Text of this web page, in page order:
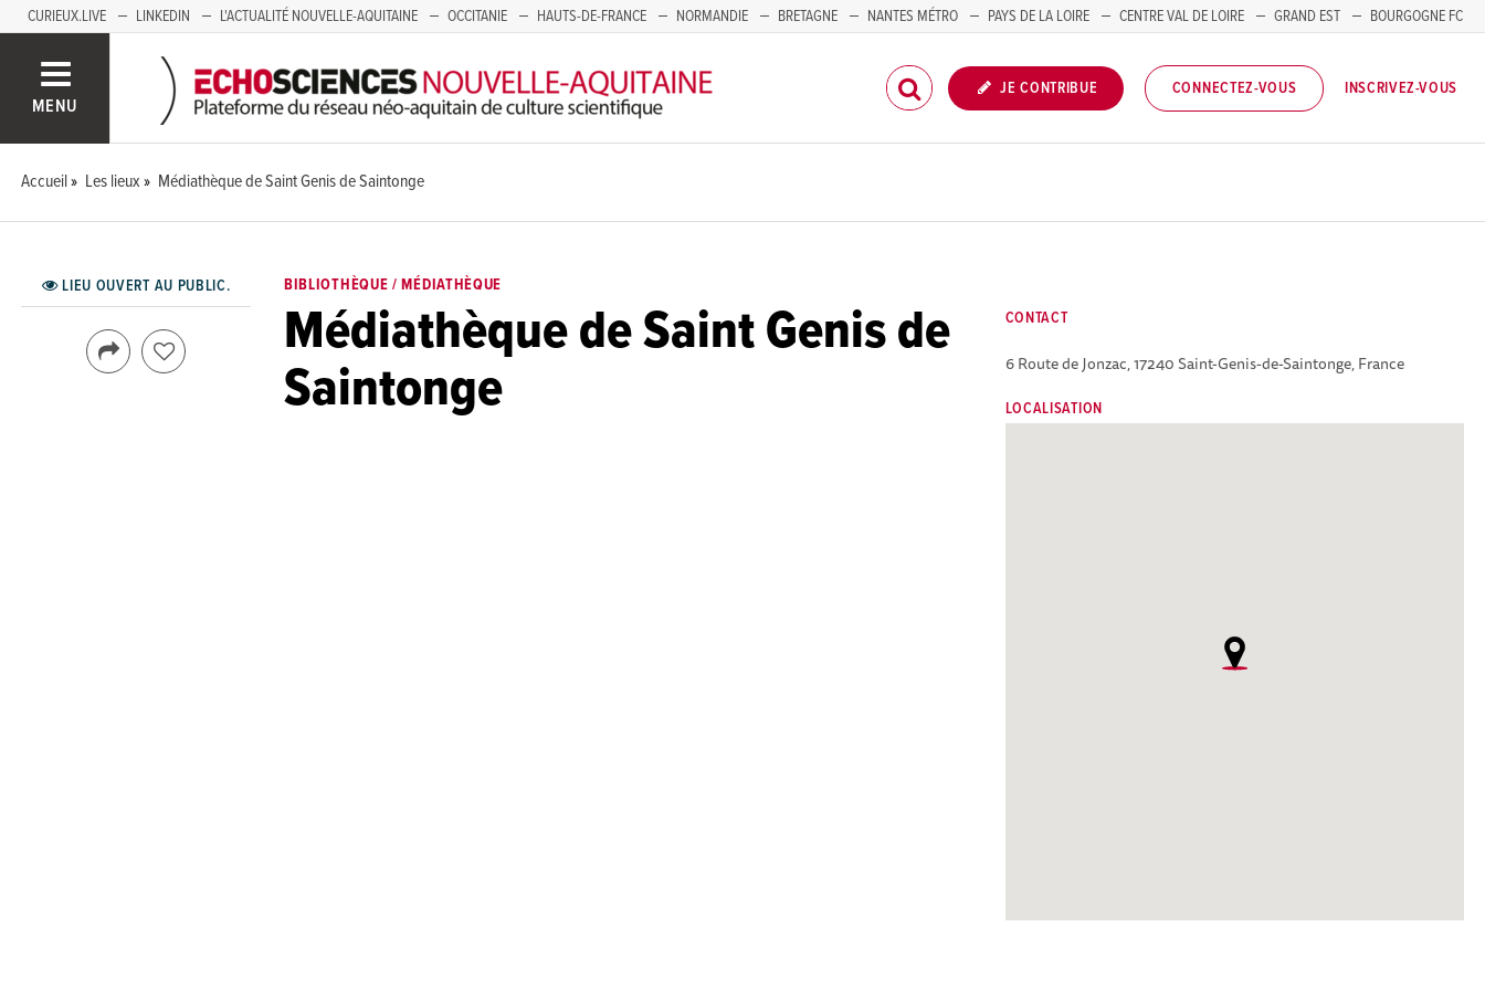
CURIEUX.LIVE LINKEDIN L'ACTUALITÉ NOUVELLE-AQUITAINE OCCITANIE HAUTS-DE-FRANCE NORMANDIE BRETAGNE NANTES MÉTRO PAYS DE LA LOIRE CENTRE VAL DE LOIRE GRAND EST
BOURGOGNE FC
MENU
JE CONTRIBUE CONNECTEZ-VOUS INSCRIVEZ-VOUS
Accueil Les lieux Médiathèque de Saint Genis de Saintonge
BIBLIOTHÈQUE / MÉDIATHÈQUE
Médiathèque de Saint Genis de
Saintonge
CONTACT
6 Route de Jonzac, 17240 Saint-Genis-de-Saintonge, France
LOCALISATION
LIEU OUVERT AU PUBLIC.